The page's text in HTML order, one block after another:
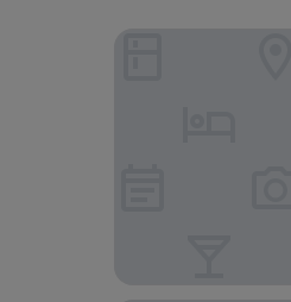
Principi di